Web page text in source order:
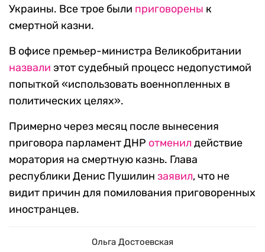
Украины. Все трое были приговорены к
смертной казни.
В офисе премьер-министра Великобритании
назвали этот судебный процесс недопустимой
попыткой «использовать военнопленных в
политических целях».
Примерно через месяц после вынесения
приговора парламент ДНР отменил действие
моратория на смертную казнь. Глава
республики Денис Пушилин заявил, что не
видит причин для помилования приговоренных
иностранцев.
Ольга Достоевская